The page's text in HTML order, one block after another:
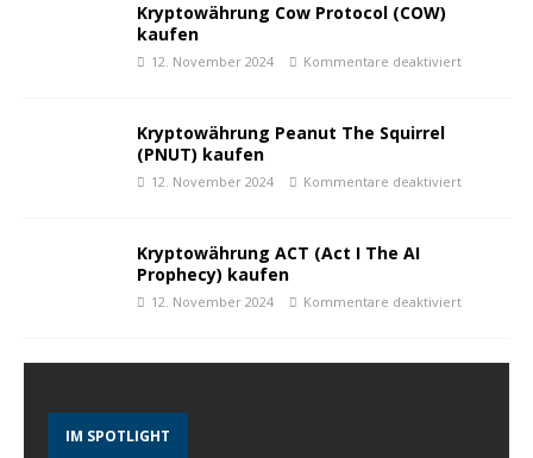
Kryptowährung Cow Protocol (COW)
kaufen
12. November 2024 Kommentare deaktiviert
Kryptowährung Peanut The Squirrel
(PNUT) kaufen
12. November 2024 Kommentare deaktiviert
Kryptowährung ACT (Act I The AI
Prophecy) kaufen
12. November 2024 Kommentare deaktiviert
IM SPOTLIGHT